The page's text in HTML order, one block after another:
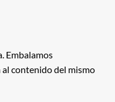
Embalamos
contenido del mismo